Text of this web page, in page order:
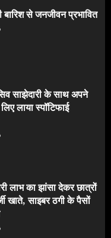
बारिश से जनजीवन प्रभावित
साझेदारी के साथ अपने
लाया स्पॉटिफाई
लाभ का झांसा देकर छात्रों
खाते, साइबर ठगी के पैसों